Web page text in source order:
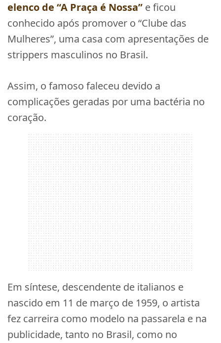
elenco de “A Praça é Nossa” e ficou
conhecido após promover o “Clube das
Mulheres”, uma casa com apresentações de
strippers masculinos no Brasil.
Assim, o famoso faleceu devido a
complicações geradas por uma bactéria no
coração.
Em síntese, descendente de italianos e
nascido em 11 de março de 1959, o artista
fez carreira como modelo na passarela e na
publicidade, tanto no Brasil, como no